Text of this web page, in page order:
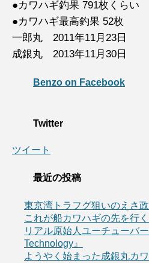
●カワハギ釣果 791枚くらい
●カワハギ最高釣果 52枚
一郎丸 2011年11月23日
成銀丸 2013年11月30日
Benzo on Facebook
Twitter
ツイート
最近の投稿
東京湾トラフグ狙いのえさ
これが船カワハギの先を行
リアル原始人ユーチューバ
Technology』
ようやく始まった成銀丸カ